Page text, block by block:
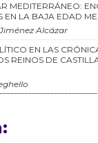
MEDITERRÁNEO:
EN LA BAJA EDAD
Alcázar
EN LAS
REINOS DE